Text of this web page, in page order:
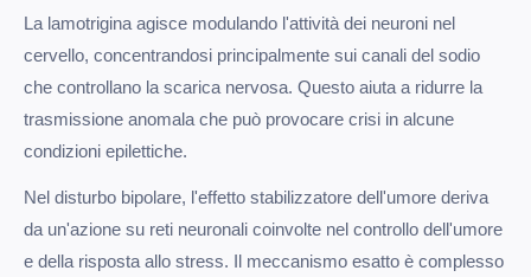
La lamotrigina agisce modulando l'attività dei neuroni nel
cervello, concentrandosi principalmente sui canali del sodio
che controllano la scarica nervosa. Questo aiuta a ridurre la
trasmissione anomala che può provocare crisi in alcune
condizioni epilettiche.
Nel disturbo bipolare, l'effetto stabilizzatore dell'umore deriva
da un'azione su reti neuronali coinvolte nel controllo dell'umore
e della risposta allo stress. Il meccanismo esatto è complesso